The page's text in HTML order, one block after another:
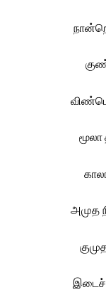
அமுத